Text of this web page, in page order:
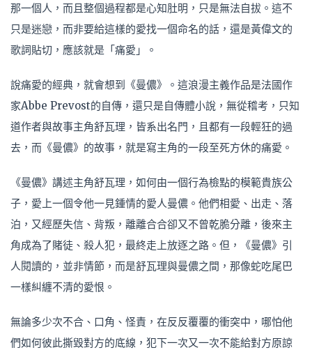
那一個人，而且整個過程都是心知肚明，只是無法自拔。這不
只是迷戀，而非要給這樣的愛找一個命名的話，還是黃偉文的
歌詞貼切，應該就是「痛愛」。
說痛愛的經典，就會想到《曼儂》。這浪漫主義作品是法國作
家Abbe Prevost的自傳，還只是自傳體小說，無從稽考，只知
道作者與故事主角舒瓦理，皆系出名門，且都有一段輕狂的過
去，而《曼儂》的故事，就是寫主角的一段至死方休的痛愛。
《曼儂》講述主角舒瓦理，如何由一個行為檢點的模範貴族公
子，愛上一個令他一見鍾情的愛人曼儂。他們相愛、出走、落
泊，又經歷失信、背叛，離離合合卻又不曾乾脆分離，後來主
角成為了賭徒、殺人犯，最終走上放逐之路。但，《曼儂》引
人閱讀的，並非情節，而是舒瓦理與曼儂之間，那像蛇吃尾巴
一樣糾纏不清的愛恨。
無論多少次不合、口角、怪責，在反反覆覆的衝突中，哪怕他
們如何彼此撕毀對方的底線，犯下一次又一次不能給對方原諒